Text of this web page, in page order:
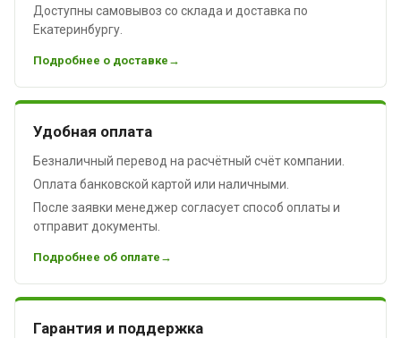
Доступны самовывоз со склада и доставка по
Екатеринбургу.
Подробнее о доставке
Удобная оплата
Безналичный перевод на расчётный счёт компании.
Оплата банковской картой или наличными.
После заявки менеджер согласует способ оплаты и
отправит документы.
Подробнее об оплате
Гарантия и поддержка